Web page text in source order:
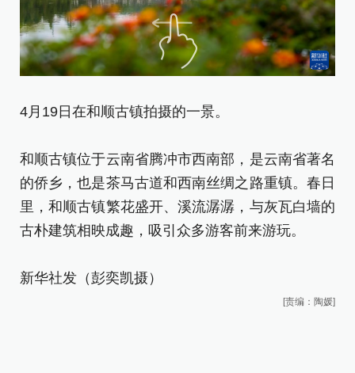
4月19日在和顺古镇拍摄的一景。
和顺古镇位于云南省腾冲市西南部，是云南省著名
的侨乡，也是茶马古道和西南丝绸之路重镇。春日
里，和顺古镇繁花盛开、溪流潺潺，与灰瓦白墙的
古朴建筑相映成趣，吸引众多游客前来游玩。
新华社发（彭奕凯摄）
[责编：陶媛]